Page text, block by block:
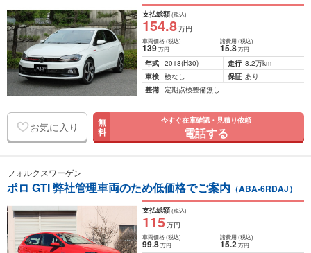
支払総額(税込)
154.8万円
車両価格(税込)
139万円
諸費用 (税込)
15.8 万円
年式 2018(H30) 走行 8.2万km
車検 検なし 保証 あり
整備 定期点検整備無し
お気に入り 無
料
今すぐ在庫確認・見積り依頼
電話する
フォルクスワーゲン
ポロ GTI 弊社管理車両のため低価格でご案内 （ABA-6RDAJ）
支払総額(税込)
115万円
車両価格(税込)
99.8万円
諸費用 (税込)
15.2 万円